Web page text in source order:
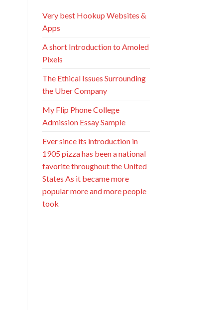
Very best Hookup Websites &
Apps
A short Introduction to Amoled
Pixels
The Ethical Issues Surrounding
the Uber Company
My Flip Phone College
Admission Essay Sample
Ever since its introduction in
1905 pizza has been a national
favorite throughout the United
States As it became more
popular more and more people
took